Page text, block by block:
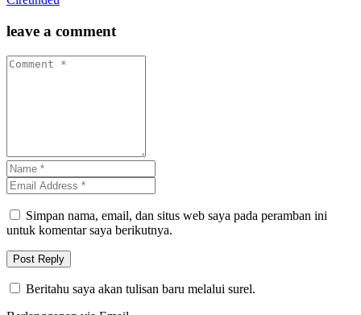
leave a comment
Simpan nama, email, dan situs web saya pada peramban ini
untuk komentar saya berikutnya.
Beritahu saya akan tulisan baru melalui surel.